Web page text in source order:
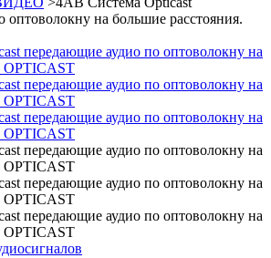
оптоволокну на большие расстояния.